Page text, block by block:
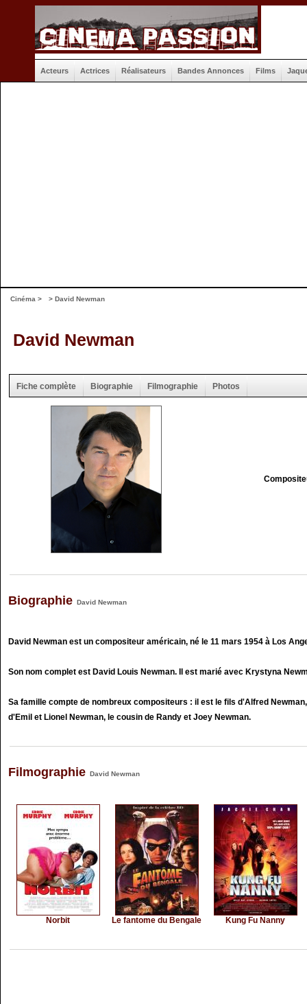
Acteurs Actrices Réalisateurs Bandes Annonces Films
Cinéma > > David Newman
David Newman
Fiche complète Biographie Filmographie Photos
Biographie David Newman
David Newman est un compositeur américain, né le 11 mars 1954 à Los
Son nom complet est David Louis Newman. Il est marié avec Krystyna
Sa famille compte de nombreux compositeurs : il est le fils d'Alfred
d'Emil et Lionel Newman, le cousin de Randy et Joey Newman.
Filmographie David Newman
Norbit Le fantome du Bengale Kung Fu Nanny